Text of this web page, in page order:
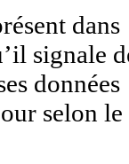
dans
signale
données
selon le